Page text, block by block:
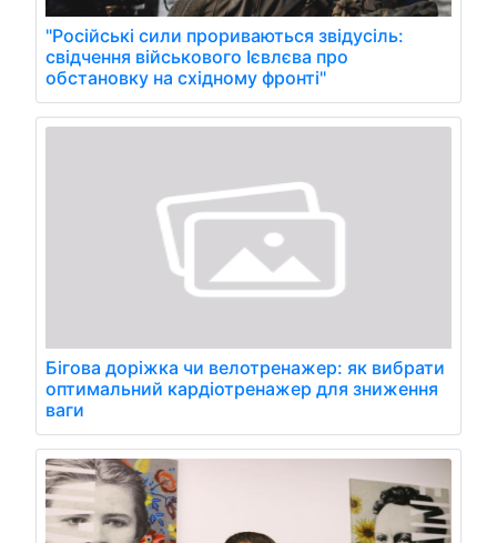
"Російські сили прориваються звідусіль:
свідчення військового Ієвлєва про
обстановку на східному фронті"
Бігова доріжка чи велотренажер: як вибрати
оптимальний кардіотренажер для зниження
ваги